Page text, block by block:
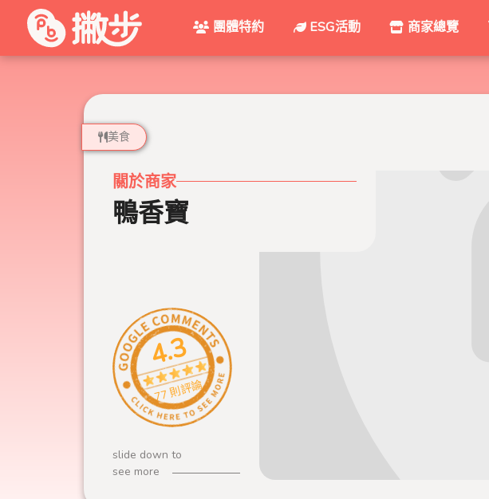
團體特約 ESG活動 商家總覽
美食
關於商家
鴨香寶
4.3
77 則評論
slide down to
see more